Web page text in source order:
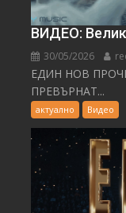
ВИДЕО:
30/05/2026
ЕДИН НОВ
ПРЕВЪРНАТ...
актуално Видео